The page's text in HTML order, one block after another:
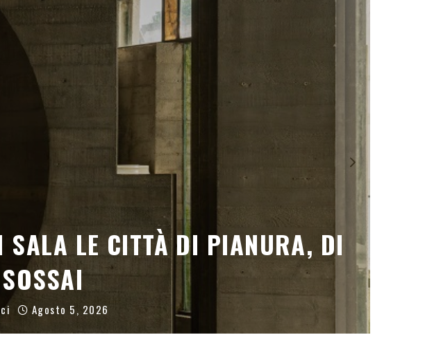
FEMMINILE DI
Agosto 4, 2026